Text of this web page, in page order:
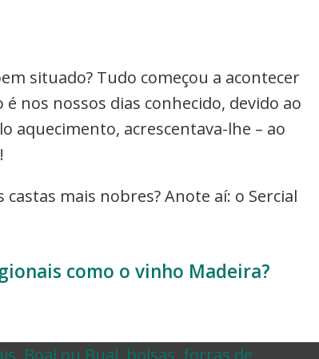
situado? Tudo começou a acontecer
nos nossos dias conhecido, devido ao
acrescentava-lhe – ao
mais nobres? Anote aí: o Sercial
como o vinho Madeira?
Boal ou Bual bolsas forras de